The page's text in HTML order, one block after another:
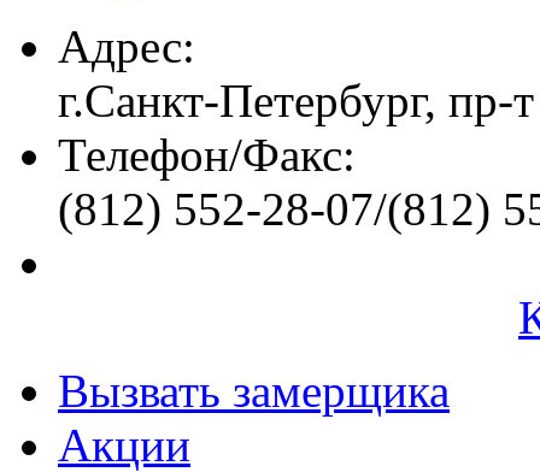
Адрес:
г.Санкт-Петербург, пр-
Телефон/Факс:
(812) 552-28-07/(812)
Вызвать замерщика
Акции